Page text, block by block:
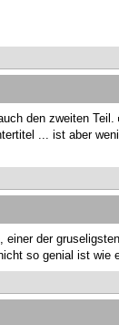
den zweiten Teil.
... ist aber
einer der
so genial ist wie